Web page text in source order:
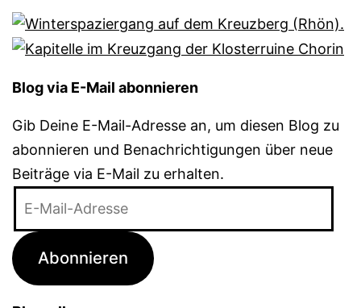
Blog via E-Mail abonnieren
Gib Deine E-Mail-Adresse an, um diesen Blog zu
abonnieren und Benachrichtigungen über neue
Beiträge via E-Mail zu erhalten.
Adresse
Abonnieren